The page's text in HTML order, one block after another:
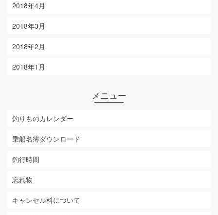
2018年4月
2018年3月
2018年2月
2018年1月
メニュー
釣りものカレンダー
乗船名簿ダウンロード
釣行時間
忘れ物
キャンセル料について